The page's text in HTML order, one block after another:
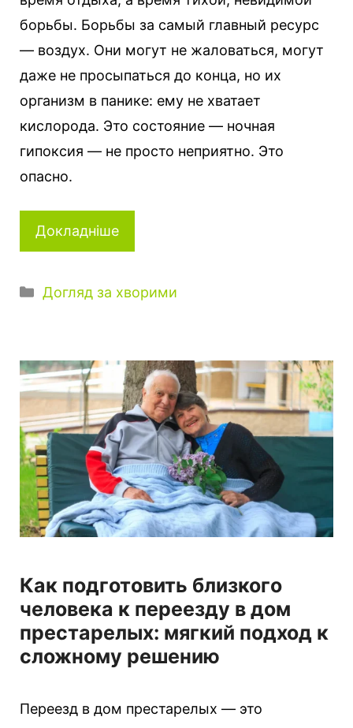
борьбы. Борьбы за самый главный ресурс
— воздух. Они могут не жаловаться, могут
даже не просыпаться до конца, но их
организм в панике: ему не хватает
кислорода. Это состояние — ночная
гипоксия — не просто неприятно. Это
опасно.
Докладніше
К
г
о
р
і
ї
Догляд за хворими
Как подготовить близкого
человека к переезду в дом
престарелых: мягкий подход к
сложному решению
Переезд в дом престарелых — это